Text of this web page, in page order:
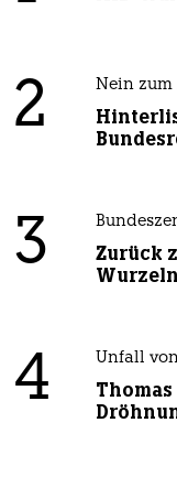
2 Nein
3
Zurück
Wurzeln
4 Unfall